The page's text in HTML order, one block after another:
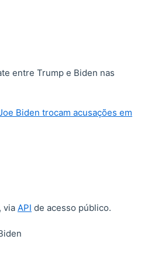
entre Trump e Biden nas
Biden trocam acusações em
via API de acesso público.